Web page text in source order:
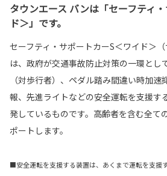
タウンエース バンは「セーフティ
ド＞」です。
セーフティ・サポートカーS＜ワイド＞（
は、政府が交通事故防止対策の一環とし
（対歩行者）、ペダル踏み間違い時加
報、先進ライトなどの安全運転を支援す
発しているものです。高齢者を含む全て
ポートします。
■安全運転を支援する装置は、あくまで運転を支援